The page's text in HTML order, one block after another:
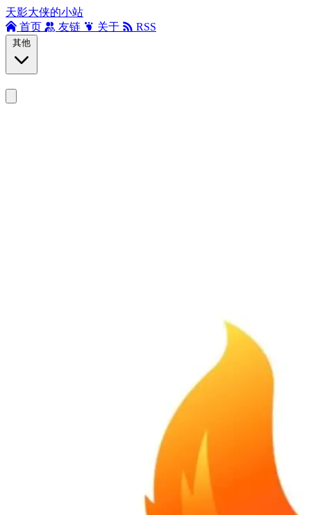
天影大侠的小站
首页
友链 关于 RSS
其他